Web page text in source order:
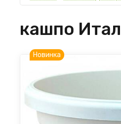
кашпо
Новинка